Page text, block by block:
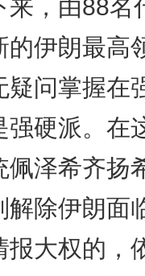
来，由88
的伊朗最高
疑问掌握在
强硬派。在
佩泽希齐扬
解除伊朗面
报大权的，